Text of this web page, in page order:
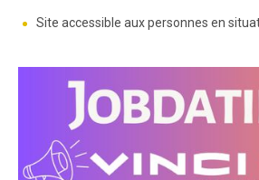
Site accessible aux personnes en